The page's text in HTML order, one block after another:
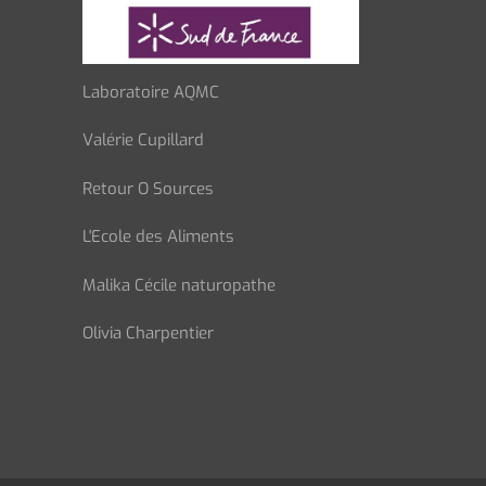
Laboratoire AQMC
Valérie Cupillard
Retour O Sources
L'Ecole des Aliments
Malika Cécile naturopathe
Olivia Charpentier